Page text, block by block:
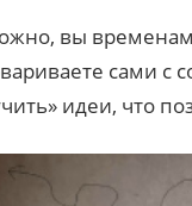
вы
сами с
идеи, что